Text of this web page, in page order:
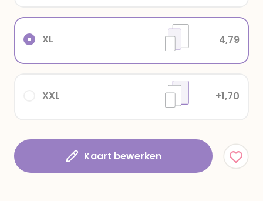
XXL +1,70
XL 4,79
Kaart bewerken